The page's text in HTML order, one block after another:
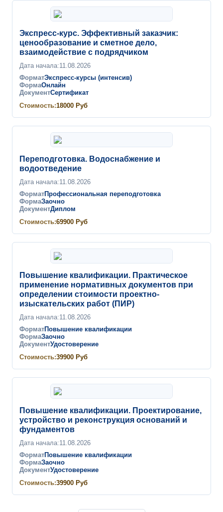
Экспресс-курс. Эффективный заказчик:
ценообразование и сметное дело,
взаимодействие с подрядчиком
Дата начала:11.08.2026
ФорматЭкспресс-курсы (интенсив)
ФормаОнлайн
ДокументСертификат
Стоимость:18000 Руб
Переподготовка. Водоснабжение и
водоотведение
Дата начала:11.08.2026
ФорматПрофессиональная переподготовка
ФормаЗаочно
ДокументДиплом
Стоимость:69900 Руб
Повышение квалификации. Практическое
применение нормативных документов при
определении стоимости проектно-
изыскательских работ (ПИР)
Дата начала:11.08.2026
ФорматПовышение квалификации
ФормаЗаочно
ДокументУдостоверение
Стоимость:39900 Руб
Повышение квалификации. Проектирование,
устройство и реконструкция оснований и
фундаментов
Дата начала:11.08.2026
ФорматПовышение квалификации
ФормаЗаочно
ДокументУдостоверение
Стоимость:39900 Руб